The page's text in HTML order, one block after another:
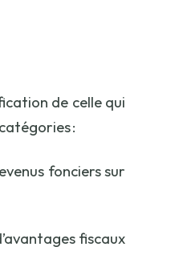
de celle qui
:
fonciers sur
fiscaux